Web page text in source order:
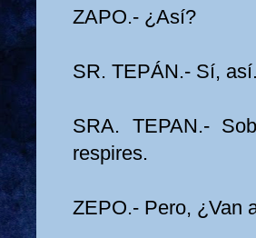
ZAPO.- ¿Así?
SR. TEPÁN.- Sí, así.
SRA. TEPAN.-
respires.
ZEPO.- Pero, ¿Van